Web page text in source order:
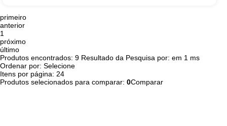
primeiro
anterior
1
próximo
último
Produtos encontrados: 9 Resultado da Pesquisa por: em 1 ms
Ordenar por:
Itens por página:
Produtos selecionados para comparar: 0Comparar